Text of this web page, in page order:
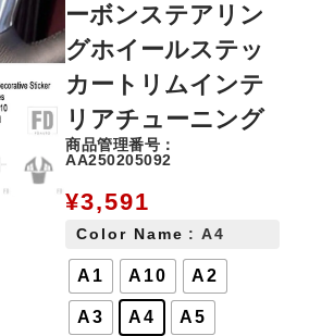
ーボンステアリン
グホイールステッ
カートリムインテ
リアチューニング
商品管理番号：
AA250205092
¥3,591
Color Name : A4
A1 A10 A2
A3 A4 A5